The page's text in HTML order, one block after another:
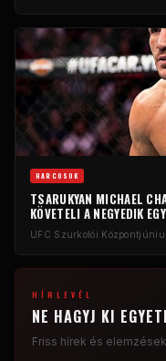
HARCOSOK
TSARUKYAN MICHAEL
KÖVETELI A NEGYEDIK
UFC Szurkolói Központ
HÍRLEVÉL
NE HAGYJ KI
Friss hírek és